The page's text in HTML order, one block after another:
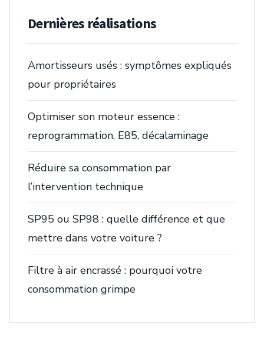
Dernières réalisations
Amortisseurs usés : symptômes expliqués
pour propriétaires
Optimiser son moteur essence :
reprogrammation, E85, décalaminage
Réduire sa consommation par
l’intervention technique
SP95 ou SP98 : quelle différence et que
mettre dans votre voiture ?
Filtre à air encrassé : pourquoi votre
consommation grimpe